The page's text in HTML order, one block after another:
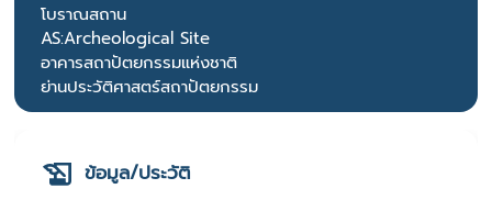
โบราณสถาน
AS:Archeological Site
อาคารสถาปัตยกรรมแห่งชาติ
ย่านประวัติศาสตร์สถาปัตยกรรม
ข้อมูล/ประวัติ